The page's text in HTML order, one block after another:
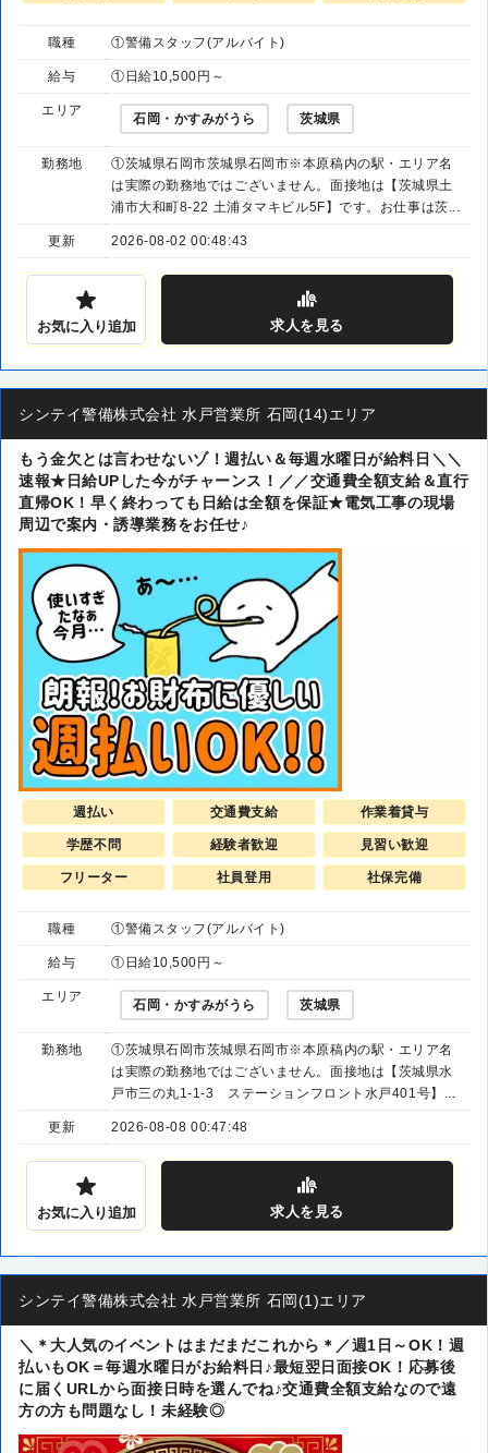
職種 ①警備スタッフ(アルバイト)
給与 ①日給10,500円～
エリア
石岡・かすみがうら 茨城県
勤務地
①茨城県石岡市茨城県石岡市※本原稿内の駅・エリア名
は実際の勤務地ではございません。面接地は【茨城県土
浦市大和町8-22 土浦タマキビル5F】です。お仕事は茨...
更新 2026-08-02 00:48:43
お気に入り追加 求人 を見る
シンテイ警備株式会社 水戸営業所 石岡(14)エリア
もう金欠とは言わせないゾ！週払い＆毎週水曜日が給料日＼＼
速報★日給UPした今がチャーンス！／／交通費全額支給＆直行
直帰OK！早く終わっても日給は全額を保証★電気工事の現場
周辺で案内・誘導業務をお任せ♪
週払い 交通費支給 作業着貸与
学歴不問 経験者歓迎 見習い歓迎
フリーター 社員登用 社保完備
職種 ①警備スタッフ(アルバイト)
給与 ①日給10,500円～
エリア
石岡・かすみがうら 茨城県
勤務地
①茨城県石岡市茨城県石岡市※本原稿内の駅・エリア名
は実際の勤務地ではございません。面接地は【茨城県水
戸市三の丸1-1-3 ステーションフロント水戸401号】...
更新 2026-08-08 00:47:48
お気に入り追加 求人 を見る
シンテイ警備株式会社 水戸営業所 石岡(1)エリア
＼＊大人気のイベントはまだまだこれから＊／週1日～OK！週
払いもOK＝毎週水曜日がお給料日♪最短翌日面接OK！応募後
に届くURLから面接日時を選んでね♪交通費全額支給なので遠
方の方も問題なし！未経験◎